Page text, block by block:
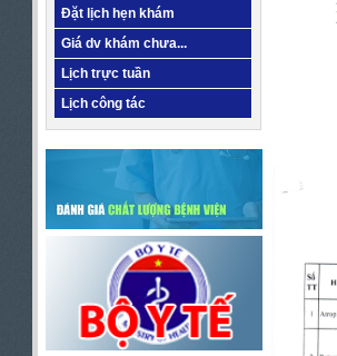
Đặt lịch hẹn khám
Giá dv khám chưa...
Lịch trực tuần
Lịch công tác